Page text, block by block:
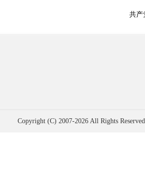
共产
Copyright (C) 2007-2026 All Rights Reserved